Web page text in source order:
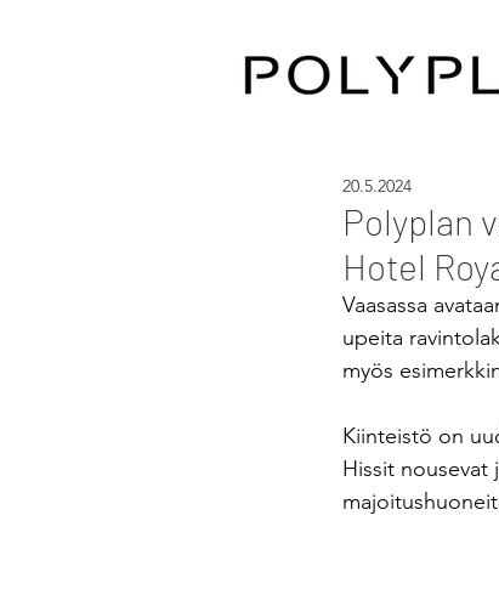
Polyplan
Hotel
20.5.2024
Vaasassa
upeita
myös
Kiinteistö on
Hissit nousevat